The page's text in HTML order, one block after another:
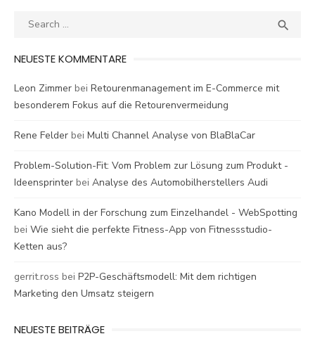
Search

NEUESTE KOMMENTARE
Leon Zimmer bei Retourenmanagement im E-Commerce mit
besonderem Fokus auf die Retourenvermeidung
Rene Felder bei Multi Channel Analyse von BlaBlaCar
Problem-Solution-Fit: Vom Problem zur Lösung zum Produkt -
Ideensprinter bei Analyse des Automobilherstellers Audi
Kano Modell in der Forschung zum Einzelhandel - WebSpotting
bei Wie sieht die perfekte Fitness-App von Fitnessstudio-
Ketten aus?
gerrit.ross bei P2P-Geschäftsmodell: Mit dem richtigen
Marketing den Umsatz steigern
NEUESTE BEITRÄGE